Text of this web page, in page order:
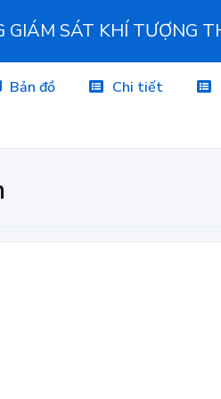
GIÁM SÁT KHÍ TƯỢNG
Bản đồ Chi tiết